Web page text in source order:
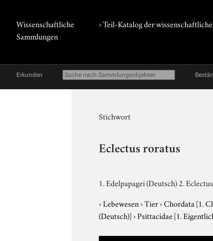
Wissenschaftliche
Sammlungen
› Teil-Katalog der
Erkunden
Stichwort
Eclectus roratus
1. Edelpapagei (Deutsch) 2.
›Lebewesen›Tier›Chordata [1.
(Deutsch)]›Psittacidae [1.